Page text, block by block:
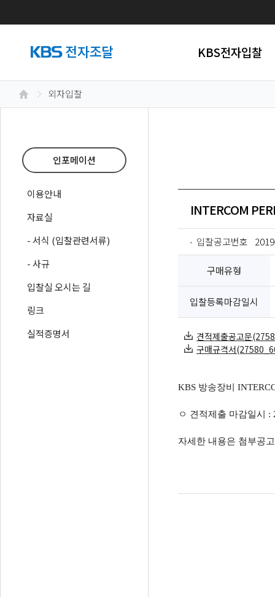
KBS전자입찰
외자입찰
인포메이션
이용안내
자료실
- 서식 (입찰관련서류)
- 사규
입찰실 오시는 길
링크
실적증명서
INTERCOM
입찰공고번호
구매유형
입찰등록마감일시
견적제출공고문
구매규격서
KBS 방송장비
ㅇ 견적제출 마감일시 :
자세한 내용은 첨부공